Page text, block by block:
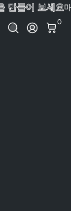
보세요매장을
로그인
0
0